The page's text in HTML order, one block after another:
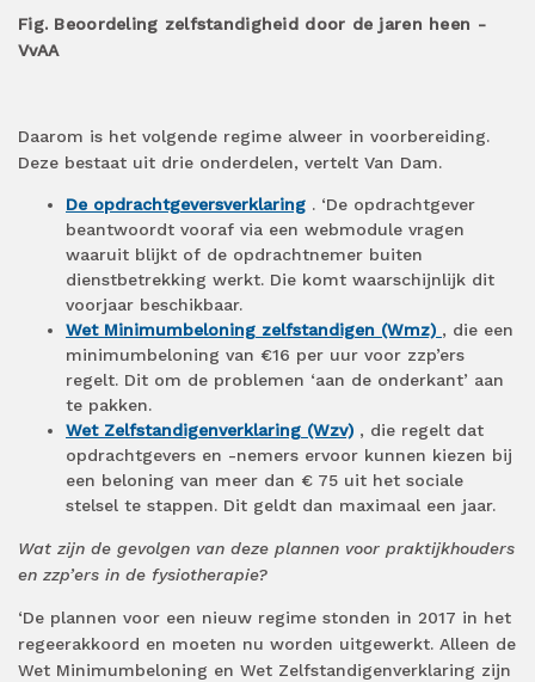
Fig. Beoordeling zelfstandigheid door de jaren heen -
VvAA
Daarom is het volgende regime alweer in voorbereiding.
Deze bestaat uit drie onderdelen, vertelt Van Dam.
De opdrachtgeversverklaring . ‘De opdrachtgever
beantwoordt vooraf via een webmodule vragen
waaruit blijkt of de opdrachtnemer buiten
dienstbetrekking werkt. Die komt waarschijnlijk dit
voorjaar beschikbaar.
Wet Minimumbeloning zelfstandigen (Wmz) , die een
minimumbeloning van €16 per uur voor zzp’ers
regelt. Dit om de problemen ‘aan de onderkant’ aan
te pakken.
Wet Zelfstandigenverklaring (Wzv) , die regelt dat
opdrachtgevers en -nemers ervoor kunnen kiezen bij
een beloning van meer dan € 75 uit het sociale
stelsel te stappen. Dit geldt dan maximaal een jaar.
Wat zijn de gevolgen van deze plannen voor praktijkhouders
en zzp’ers in de fysiotherapie?
‘De plannen voor een nieuw regime stonden in 2017 in het
regeerakkoord en moeten nu worden uitgewerkt. Alleen de
Wet Minimumbeloning en Wet Zelfstandigenverklaring zijn